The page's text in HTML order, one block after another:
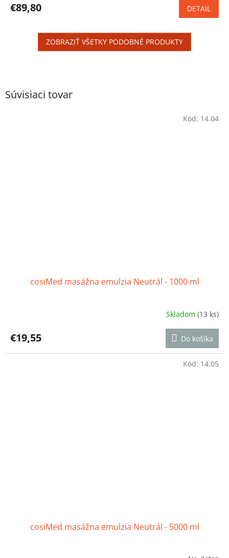
Súvisiaci tovar
cosiMed masážna emulzia Neutrál - 1000 ml
produktu
je
4,7
Skladom(13 ks)
€19,55 Do košíka
Kód: 14.04
cosiMed masážna emulzia Neutrál - 5000 ml
Kód: 14.05
produktu
hviezdičiek.
€89,80 DETAIL
ZOBRAZIŤ VŠETKY PODOBNÉ PRODUKTY